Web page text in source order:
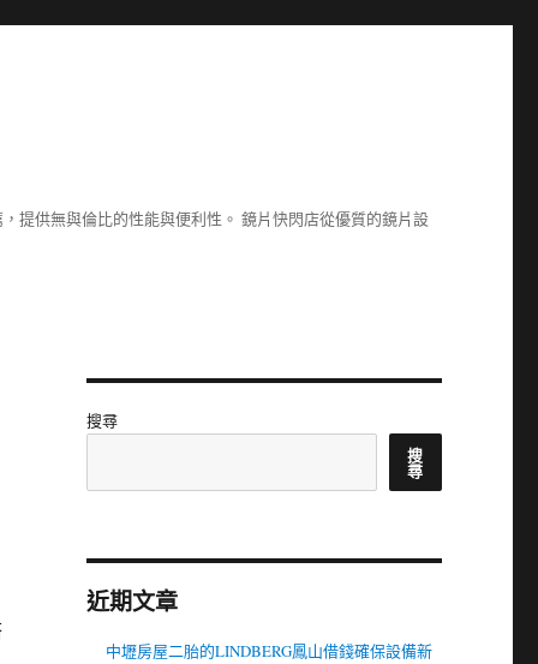
提供無與倫比的性能與便利性。 鏡片快閃店從優質的鏡片設
搜尋
搜
尋
近期文章
中壢房屋二胎的LINDBERG鳳山借錢確保設備新